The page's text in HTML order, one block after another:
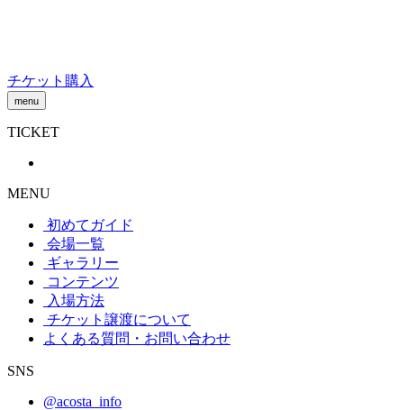
チケット購入
menu
TICKET
MENU
初めてガイド
会場一覧
ギャラリー
コンテンツ
入場方法
チケット譲渡について
よくある質問・お問い合わせ
SNS
@acosta_info